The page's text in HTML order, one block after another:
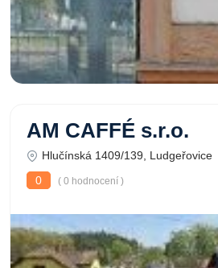
AM CAFFÉ s.r.o.
Hlučínská 1409/139, Ludgeřovice
0
( 0 hodnocení )